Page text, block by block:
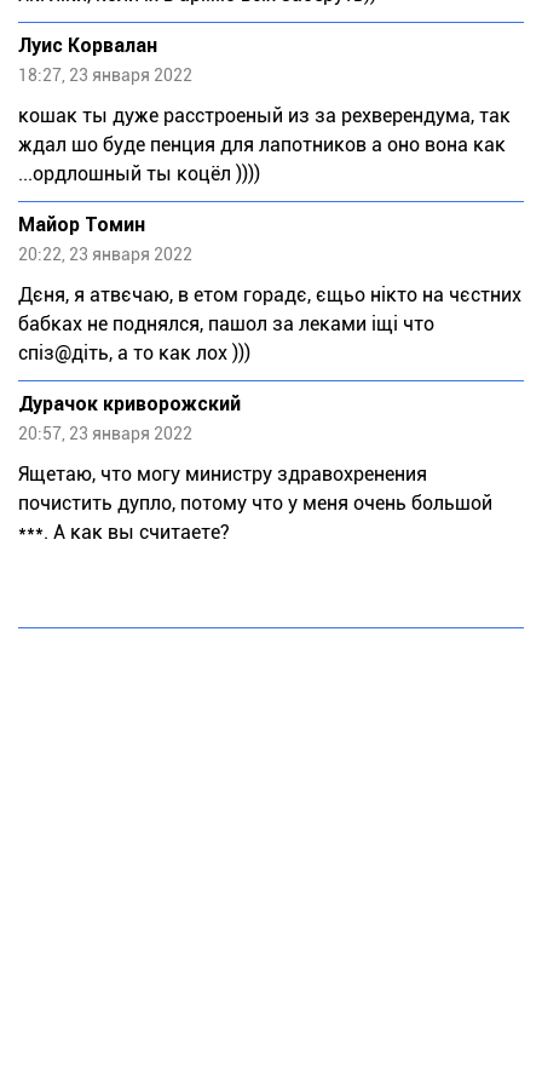
Луис Корвалан
18:27, 23 января 2022
кошак ты дуже расстроеный из за рехверендума, так
ждал шо буде пенция для лапотников а оно вона как
...ордлошный ты коцёл ))))
Maйop Toмин
20:22, 23 января 2022
Дєня, я атвєчаю, в етом горадє, єщьо нікто на чєстних
бабках не поднялся, пашол за леками іщі что
спіз@діть, а то как лох )))
Дypaчок криворожский
20:57, 23 января 2022
Ящетаю, что могу министру здравохренения
почистить дупло, потому что у меня очень большой
***. А как вы считаете?